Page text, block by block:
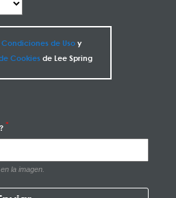
Condiciones de Usoy
Cookiesde Lee Spring
la imagen.